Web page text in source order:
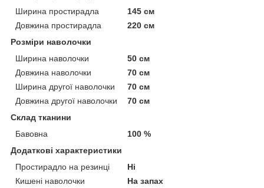
Ширина простирадла
145 см
Довжина простирадла
220 см
Розміри наволочки
Ширина наволочки
50 см
Довжина наволочки
70 см
Ширина другої наволочки
70 см
Довжина другої наволочки
70 см
Склад тканини
Бавовна
100 %
Додаткові характеристики
Простирадло на резинці
Ні
Кишені наволочки
На запах